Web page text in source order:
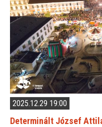
2025.12.29 19:00
Determinált József